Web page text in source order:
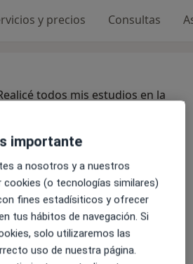
y precios Consultas
todos mis estudios en la
trabajando en diferentes áreas
la Psicooncología, los
Alimentaria y la Psicología
hasta la Psicoterapia Infanto-
la actualidad.
tratadas
infanto-juvenil
importante
a nosotros y a nuestros
(o tecnologías similares)
fines estadísiticos y ofrecer
tus hábitos de navegación. Si
solo utilizaremos las
uso de nuestra página.